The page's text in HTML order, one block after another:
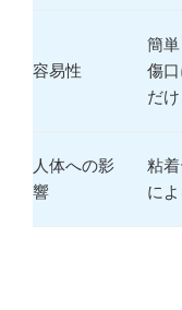
容易性
簡単
傷
だけ
人体への影
響
粘
に